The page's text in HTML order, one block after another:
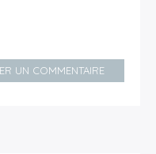
UN COMMENTAIRE